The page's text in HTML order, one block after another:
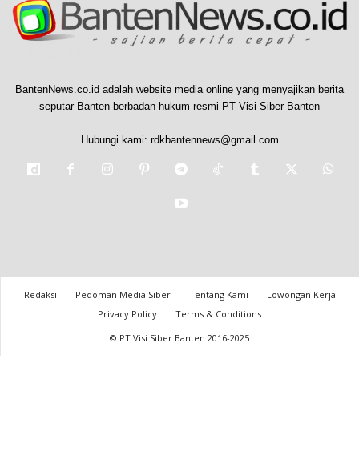
BantenNews.co.id adalah website media online yang menyajikan berita
seputar Banten berbadan hukum resmi PT Visi Siber Banten
Hubungi kami: rdkbantennews@gmail.com
Redaksi Pedoman Media Siber Tentang Kami
Lowongan Kerja
Privacy Policy
Terms & Conditions
© PT Visi Siber Banten 2016-2025